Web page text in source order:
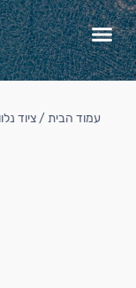
עמוד הבית/ ציוד